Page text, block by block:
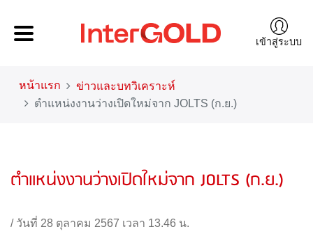
เข้าสู่ระบบ
หน้าแรก
ข่าวและบทวิเคราะห์
ตำแหน่งงานว่างเปิดใหม่จาก JOLTS (ก.ย.)
ตำแหน่งงานว่างเปิดใหม่จาก JOLTS (ก.ย.)
/ วันที่ 28 ตุลาคม 2567 เวลา 13.46 น.